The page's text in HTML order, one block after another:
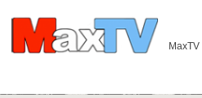
MaxTV